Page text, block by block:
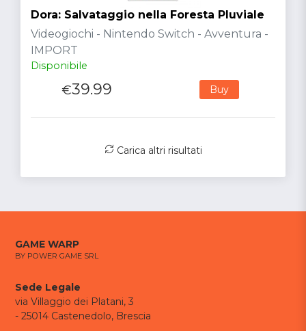
Dora: Salvataggio nella Foresta Pluviale
Videogiochi - Nintendo Switch - Avventura -
IMPORT
Disponibile
€39.99 Buy
Carica altri risultati
GAME WARP
BY POWER GAME SRL
Sede Legale
via Villaggio dei Platani, 3
- 25014 Castenedolo, Brescia